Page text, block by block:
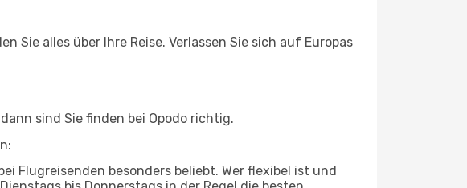
Sie alles über Ihre Reise. Verlassen Sie sich auf Europas
sind Sie finden bei Opodo richtig.
Flugreisenden besonders beliebt. Wer flexibel ist und